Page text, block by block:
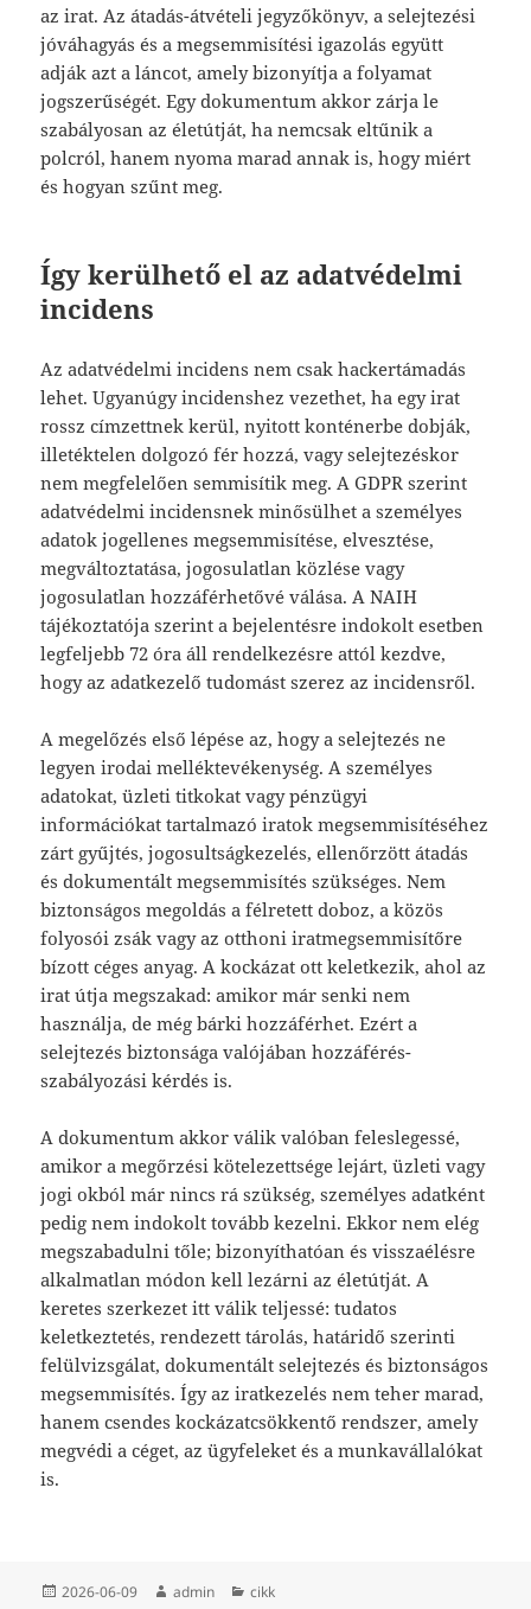
az irat. Az átadás-átvételi jegyzőkönyv, a selejtezési
jóváhagyás és a megsemmisítési igazolás együtt
adják azt a láncot, amely bizonyítja a folyamat
jogszerűségét. Egy dokumentum akkor zárja le
szabályosan az életútját, ha nemcsak eltűnik a
polcról, hanem nyoma marad annak is, hogy miért
és hogyan szűnt meg.
Így kerülhető el az adatvédelmi
incidens
Az adatvédelmi incidens nem csak hackertámadás
lehet. Ugyanúgy incidenshez vezethet, ha egy irat
rossz címzettnek kerül, nyitott konténerbe dobják,
illetéktelen dolgozó fér hozzá, vagy selejtezéskor
nem megfelelően semmisítik meg. A GDPR szerint
adatvédelmi incidensnek minősülhet a személyes
adatok jogellenes megsemmisítése, elvesztése,
megváltoztatása, jogosulatlan közlése vagy
jogosulatlan hozzáférhetővé válása. A NAIH
tájékoztatója szerint a bejelentésre indokolt esetben
legfeljebb 72 óra áll rendelkezésre attól kezdve,
hogy az adatkezelő tudomást szerez az incidensről.
A megelőzés első lépése az, hogy a selejtezés ne
legyen irodai melléktevékenység. A személyes
adatokat, üzleti titkokat vagy pénzügyi
információkat tartalmazó iratok megsemmisítéséhez
zárt gyűjtés, jogosultságkezelés, ellenőrzött átadás
és dokumentált megsemmisítés szükséges. Nem
biztonságos megoldás a félretett doboz, a közös
folyosói zsák vagy az otthoni iratmegsemmisítőre
bízott céges anyag. A kockázat ott keletkezik, ahol az
irat útja megszakad: amikor már senki nem
használja, de még bárki hozzáférhet. Ezért a
selejtezés biztonsága valójában hozzáférés-
szabályozási kérdés is.
A dokumentum akkor válik valóban feleslegessé,
amikor a megőrzési kötelezettsége lejárt, üzleti vagy
jogi okból már nincs rá szükség, személyes adatként
pedig nem indokolt tovább kezelni. Ekkor nem elég
megszabadulni tőle; bizonyíthatóan és visszaélésre
alkalmatlan módon kell lezárni az életútját. A
keretes szerkezet itt válik teljessé: tudatos
keletkeztetés, rendezett tárolás, határidő szerinti
felülvizsgálat, dokumentált selejtezés és biztonságos
megsemmisítés. Így az iratkezelés nem teher marad,
hanem csendes kockázatcsökkentő rendszer, amely
megvédi a céget, az ügyfeleket és a munkavállalókat
is.
Közzétéve
2026-06-09 Szerző
admin Kategória
cikk